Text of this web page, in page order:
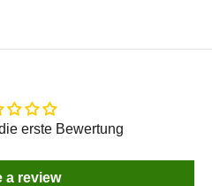
erste Bewertung
a review